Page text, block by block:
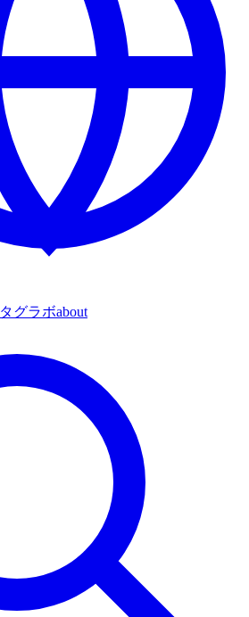
タグラボabout